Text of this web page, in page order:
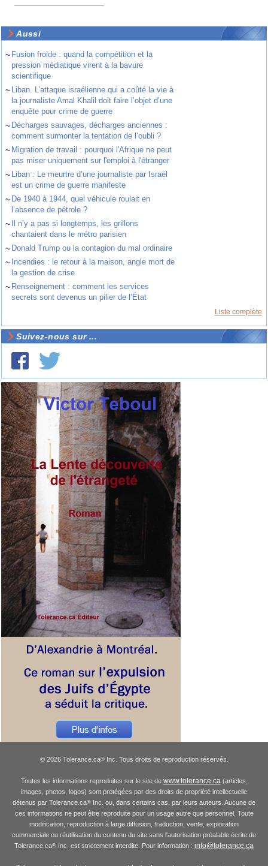
Aussi
~ Fusion froide : quand la compétition et la
pression médiatique virent à la bavure
scientifique
~ Liban. L’attaque israélienne qui a coûté la vie à
la journaliste Amal Khalil doit faire l’objet d’une
enquête pour crime de guerre
~ Décharges sauvages, décharges anciennes :
comment surmonter la tentation de l’oubli ?
~ Migration de travail : pourquoi l'Afrique ne peut
pas miser uniquement sur l'emploi à l'étranger
~ Liban : Le meurtre d’une journaliste par Israël
est un crime de guerre manifeste
~ De 1940 à 1944, quel véhicule roulait en
l’absence de pétrole ?
~ Il n’y a pas si longtemps, les grillons
chantaient dans le métro parisien
~ Donald Trump ou la contagion du mal ordinaire
~ Incendies : le retour à la maison, angle mort de
la gestion de crise
~ Renseignement : comment les services
secrets sont devenus un pilier de l’État
Liste complète
Suivez-nous sur ...
© 2026 Tolerance.ca®Inc. Tous droits de reproduction réservés.
Toutes les informations reproduites sur le site de www.tolerance.ca (articles,
images, photos, logos) sont protégées par des droits de propriété intellectuelle
détenus par Tolerance.ca® Inc. ou, dans certains cas, par leurs auteurs. Aucune de
ces informations ne peut être reproduite pour un usage autre que personnel. Toute
modification, reproduction à large diffusion, traduction, vente, exploitation
commerciale ou réutilisation du contenu du site sans l'autorisation préalable écrite de
Tolerance.ca® Inc. est strictement interdite. Pour information : info@tolerance.ca